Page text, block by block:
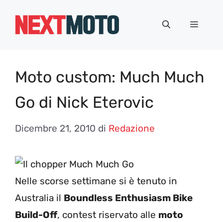
Menu
Moto custom: Much Much
Go di Nick Eterovic
Dicembre 21, 2010 di Redazione
Nelle scorse settimane si è tenuto in
Australia il Boundless Enthusiasm Bike
Build-Off, contest riservato alle moto